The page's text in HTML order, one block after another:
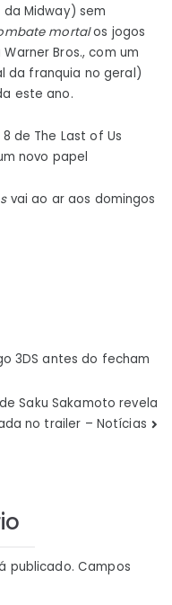
Midway) sem
mortalos jogos
Bros., com um
da franquia no geral)
este ano.
8 de The Last of Us
novo papel
vai ao ar aos domingos
3DS antes do fecham
Saku Sakamoto revela
no trailer – Notícias
publicado. Campos